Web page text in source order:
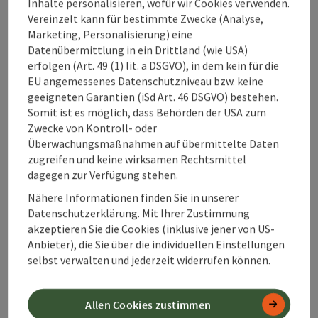
Ich habe mein
Passwort für
FRANZI
vergessen?
Wo finde ich
meine digitale
Pyhrn-Priel Card?
Die Pyhrn-Priel
Card scheint
nicht in FRANZI
auf?
Vereinzelt kann für bestimmte Zwecke (Analyse,
Marketing, Personalisierung) eine
Datenübermittlung in ein Drittland (wie USA)
erfolgen (Art. 49 (1) lit. a DSGVO), in dem kein für die
EU angemessenes Datenschutzniveau bzw. keine
geeigneten Garantien (iSd Art. 46 DSGVO) bestehen.
Somit ist es möglich, dass Behörden der USA zum
Zwecke von Kontroll- oder
Überwachungsmaßnahmen auf übermittelte Daten
zugreifen und keine wirksamen Rechtsmittel
dagegen zur Verfügung stehen.
Nähere Informationen finden Sie in unserer
Datenschutzerklärung. Mit Ihrer Zustimmung
akzeptieren Sie die Cookies (inklusive jener von US-
Anbieter), die Sie über die individuellen Einstellungen
selbst verwalten und jederzeit widerrufen können.
Allen Cookies zustimmen